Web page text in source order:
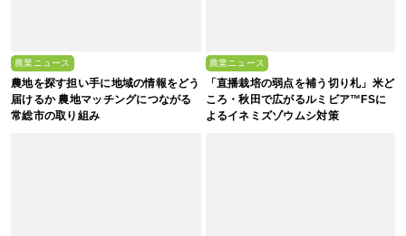
農業ニュース
農地を探す担い手に地域の情報をどう
届けるか 農地マッチングにつながる
常総市の取り組み
農業ニュース
「直播栽培の弱点を補う切り札」米ど
ころ・秋田で広がるルミビア™FSに
よるイネミズゾウムシ対策